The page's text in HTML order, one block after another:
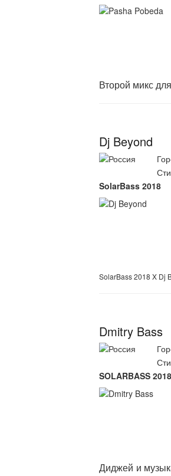
Второй микс
Dj Beyond
SolarBass 2018
SolarBass 2018 X Dj
Dmitry Bass
SOLARBASS
Диджей и